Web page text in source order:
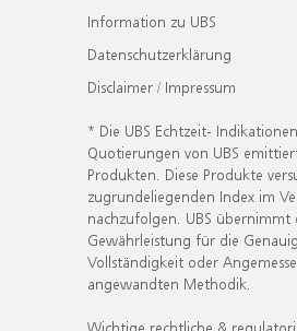
Information zu UBS
Datenschutzerklärung
Disclaimer / Impressum
* Die UBS Echtzeit-
Quotierungen von UBS
Produkten. Diese Produkte
zugrundeliegenden Index im
nachzufolgen. UBS übernimmt
Gewährleistung für die
Vollständigkeit oder
angewandten Methodik.